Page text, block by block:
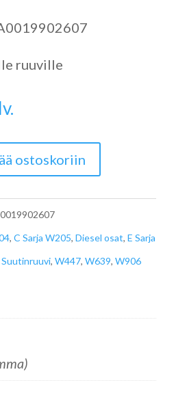
ruuville
ostoskoriin
0019902607
, C Sarja W205, Diesel osat, E Sarja
Suutinruuvi, W447, W639, W906